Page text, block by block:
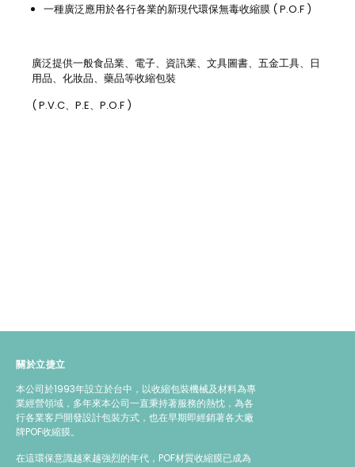
一種廣泛應用於各行各業的新現代環保無毒收縮膜 ( P.O.F )
廣泛提供一般食品業、電子、資訊業、文具圖書、五金工具、日
用品、化妝品、藥品等收縮包裝
( P.V.C、P.E、P.O.F )
關於立捷立
本公司於1993年設立於台中，以收縮包裝機械及材料為專
業經營領域，多年來本公司一直秉持著服務的熱忱，為各
行各業客戶開發設計包裝方式，也在早期即經銷著各大廠
牌POF收縮膜。
在這環保意識越來越強烈的年代，POF材質收縮膜已成為